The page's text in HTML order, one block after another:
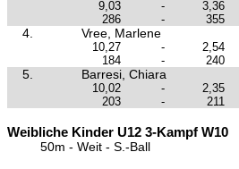
9,03 - 3,36
286
- 355
4. Vree, Marlene
10,27 - 2,54
184
- 240
5. Barresi, Chiara
10,02 - 2,35
203
- 211
Weibliche Kinder U12 3-Kampf W10
50m - Weit - S.-Ball